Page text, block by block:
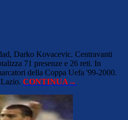
Darko Kovacevic. Centravanti
71 presenze e 26 reti. In
della Coppa Uefa '99-2000.
CONTINUA →